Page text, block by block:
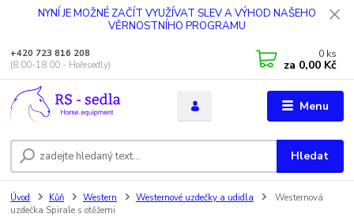
NYNÍ JE MOŽNÉ ZAČÍT VYUŽÍVAT SLEV A VÝHOD NAŠEHO
VĚRNOSTNÍHO PROGRAMU
Menu
Hledat
+420 723 816 208
(8.00-18.00 - Hořesedly)
0 ks
za 0,00 Kč
Úvod Kůň Western Westernové uzdečky a udidla
Westernová
uzdečka Spirale s otěžemi